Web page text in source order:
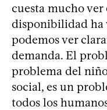
cuesta mucho
disponibilidad ha
podemos ver
demanda. El
problema del
social, es un
todos los